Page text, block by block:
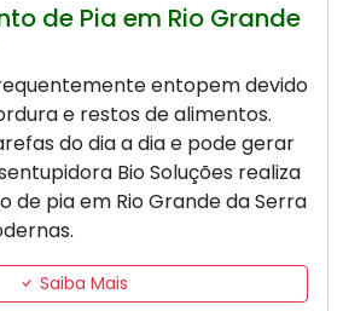
de Pia em Rio Grande
entopem devido
e restos de alimentos.
do dia a dia e pode gerar
Bio Soluções realiza
de pia em Rio Grande da Serra
Saiba Mais